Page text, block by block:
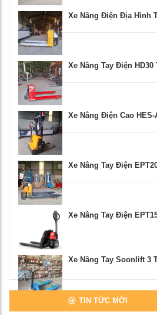
Xe Nâng Điện Địa Hình
Xe Nâng Tay Điện HD30
Xe Nâng Điện Cao
Xe Nâng Tay Điện
Xe Nâng Tay Điện
Xe Nâng Tay Soonlift 3
TIN TỨC MỚI